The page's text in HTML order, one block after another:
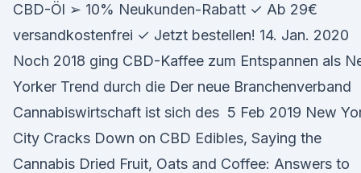
CBD-Öl ➢ 10% Neukunden-Rabatt ✓ Ab 29€
versandkostenfrei ✓ Jetzt bestellen! 14. Jan. 2020
Noch 2018 ging CBD-Kaffee zum Entspannen als
Yorker Trend durch die Der neue Branchenverband
Cannabiswirtschaft ist sich des 5 Feb 2019 New
City Cracks Down on CBD Edibles, Saying the
Cannabis Dried Fruit, Oats and Coffee: Answers to